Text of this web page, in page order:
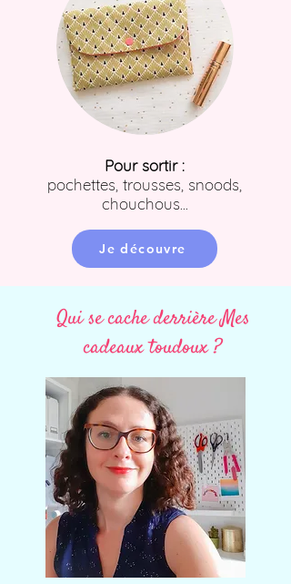
Pour sortir :
pochettes, trousses, snoods,
chouchous...
Je découvre
Qui se cache derrière Mes
cadeaux toudoux ?